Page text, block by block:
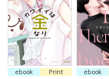
ebook
Print
ebook